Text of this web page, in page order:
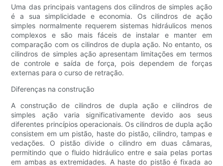
Uma das principais vantagens dos cilindros de simples ação
é a sua simplicidade e economia. Os cilindros de ação
simples normalmente requerem sistemas hidráulicos menos
complexos e são mais fáceis de instalar e manter em
comparação com os cilindros de dupla ação. No entanto, os
cilindros de simples ação apresentam limitações em termos
de controle e saída de força, pois dependem de forças
externas para o curso de retração.
Diferenças na construção
A construção de cilindros de dupla ação e cilindros de
simples ação varia significativamente devido aos seus
diferentes princípios operacionais. Os cilindros de dupla ação
consistem em um pistão, haste do pistão, cilindro, tampas e
vedações. O pistão divide o cilindro em duas câmaras,
permitindo que o fluido hidráulico entre e saia pelas portas
em ambas as extremidades. A haste do pistão é fixada ao